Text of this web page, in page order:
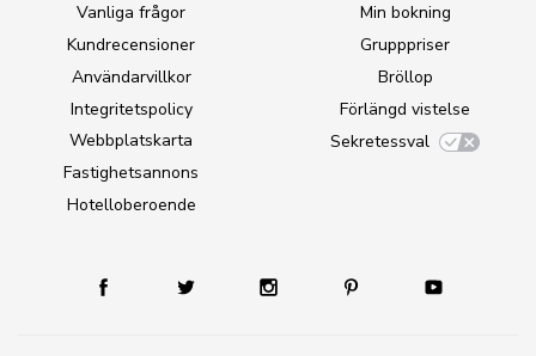
Vanliga frågor
Kundrecensioner
Användarvillkor
Integritetspolicy
Webbplatskarta
Fastighetsannons
Hotelloberoende
Min bokning
Grupppriser
Bröllop
Förlängd vistelse
Sekretessval